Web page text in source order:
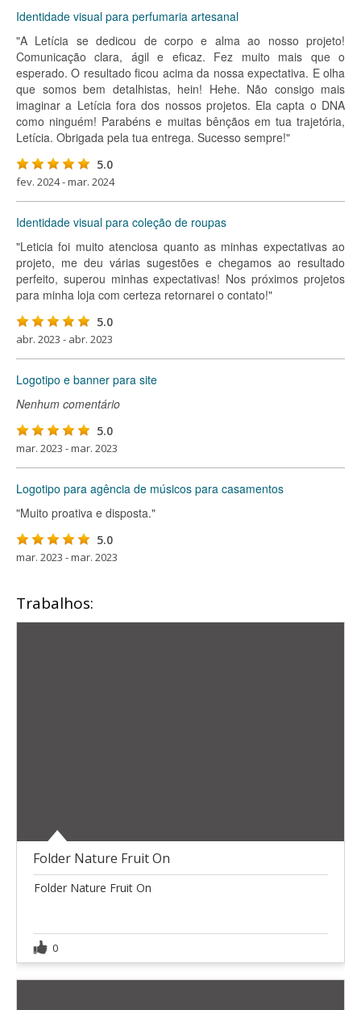
Identidade visual para perfumaria artesanal
"A Letícia se dedicou de corpo e alma ao nosso projeto!
Comunicação clara, ágil e eficaz. Fez muito mais que o
esperado. O resultado ficou acima da nossa expectativa. E olha
que somos bem detalhistas, hein! Hehe. Não consigo mais
imaginar a Letícia fora dos nossos projetos. Ela capta o DNA
como ninguém! Parabéns e muitas bênçãos em tua trajetória,
Letícia. Obrigada pela tua entrega. Sucesso sempre!"
5.0
fev. 2024 - mar. 2024
Identidade visual para coleção de roupas
"Leticia foi muito atenciosa quanto as minhas expectativas ao
projeto, me deu várias sugestões e chegamos ao resultado
perfeito, superou minhas expectativas! Nos próximos projetos
para minha loja com certeza retornarei o contato!"
5.0
abr. 2023 - abr. 2023
Logotipo e banner para site
Nenhum comentário
5.0
mar. 2023 - mar. 2023
Logotipo para agência de músicos para casamentos
"Muito proativa e disposta."
5.0
mar. 2023 - mar. 2023
Trabalhos:
Folder Nature Fruit On
Folder Nature Fruit On
0